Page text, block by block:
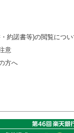
約諾書等)の閲覧につ
意
方へ